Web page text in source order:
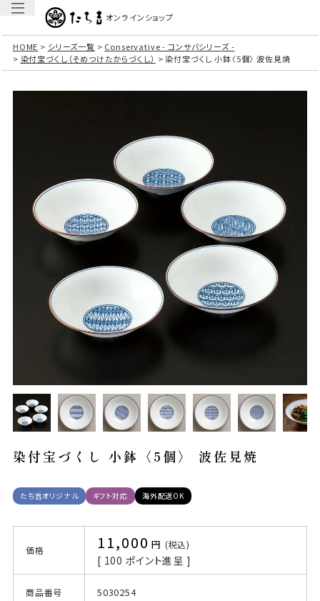
オンラインショップ
HOME シリーズ一覧
Conservative - コンサバシリーズ -
染付宝づくし（そめつけたからづくし）
染付宝づくし 小鉢〈5個〉 波佐見焼
染付宝づくし 小鉢〈5個〉 波佐見焼
たち吉オリジナル ギフト対応 海外配送OK
価格 11,000 税込
[ 100 ポイント進呈 ]
商品番号 5030254